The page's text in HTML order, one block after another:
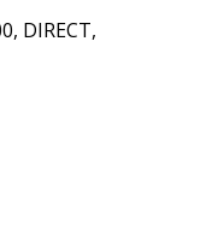
DIRECT,